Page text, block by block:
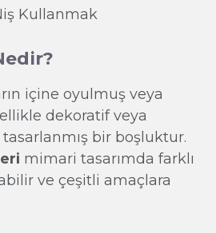
içine oyulmuş veya
dekoratif veya
bir boşluktur.
mimari tasarımda farklı
ve çeşitli amaçlara